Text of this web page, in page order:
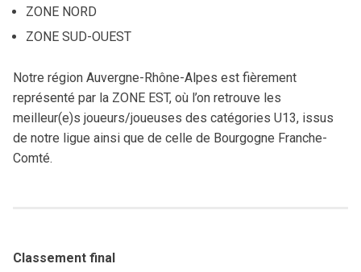
Discipline
Coupe Territoriale
Challenge Benjamin(e)s
Finales régionales
Masters AuRA 3×3
Miss Match
Tournoi des Étoiles
Basket Féminin
Micro Basket
Ruralité
Formation joueur (Pôle Espoirs)
Formation entraîneur
Bureau directeur
Dossiers disciplinaires
Assemblées Générales
Surclassements
Sportive
Technique
C.R.O.
Médicale
ZONE NORD
ZONE SUD-OUEST
Notre région Auvergne-Rhône-Alpes est fièrement
représenté par la ZONE EST, où l’on retrouve les
meilleur(e)s joueurs/joueuses des catégories U13, issus
de notre ligue ainsi que de celle de Bourgogne Franche-
Comté.
Classement final